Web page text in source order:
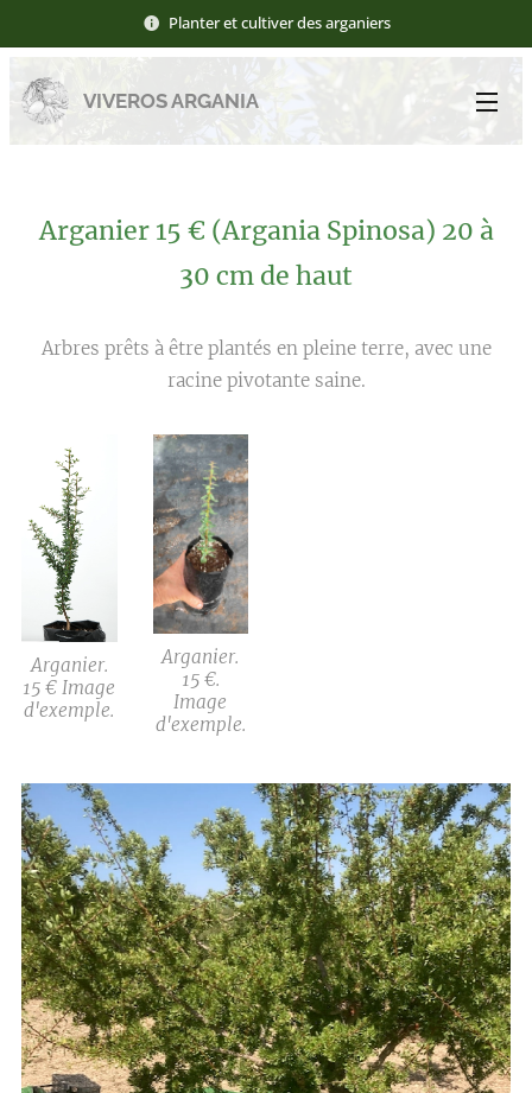
Planter et cultiver des arganiers
VIVEROS ARGANIA
Arganier 15 € (Argania Spinosa) 20 à
30 cm de haut
Arbres prêts à être plantés en pleine terre, avec une
racine pivotante saine.
Arganier.
15 € Image
d'exemple.
Arganier.
15 €.
Image
d'exemple.